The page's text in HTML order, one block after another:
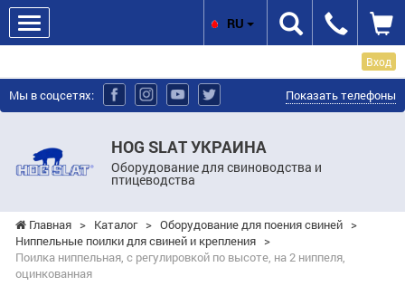
Вход
Мы в соцсетях: Показать телефоны
HOG SLAT УКРАИНА
Оборудование для свиноводства и
птицеводства
RU
Главная > Каталог > Оборудование для поения свиней >
Ниппельные поилки для свиней и крепления >
Поилка ниппельная, с регулировкой по высоте, на 2 ниппеля,
оцинкованная